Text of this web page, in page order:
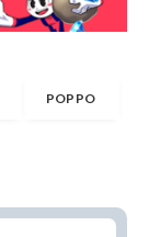
POPPO